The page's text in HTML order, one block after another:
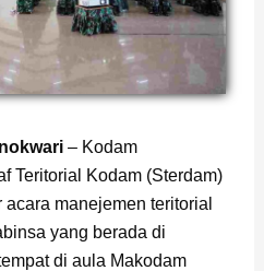
– Kodam
Teritorial Kodam (Sterdam)
manejemen teritorial
yang berada di
di aula Makodam